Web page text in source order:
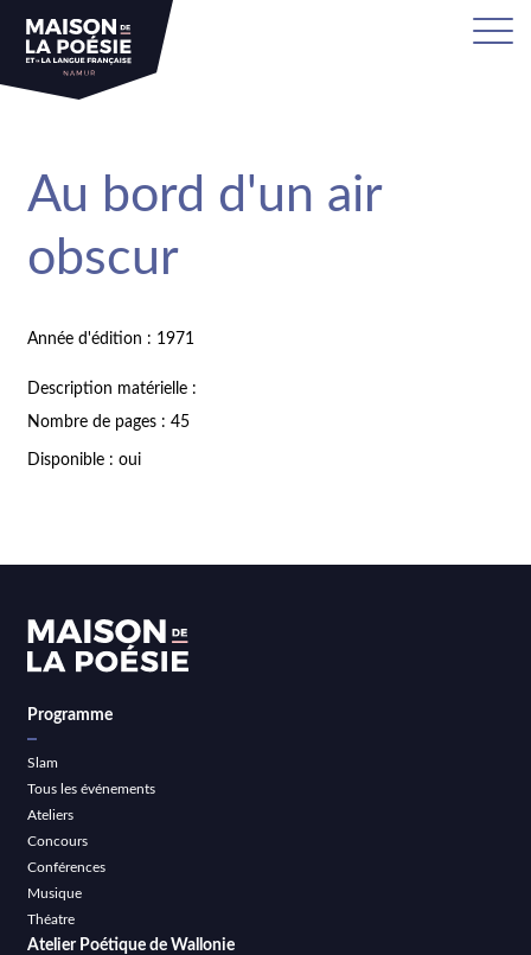
Au bord d'un air
obscur
Année d'édition : 1971
Description matérielle :
Nombre de pages : 45
Disponible : oui
Programme
Slam
Tous les événements
Ateliers
Concours
Conférences
Musique
Théatre
Atelier Poétique de Wallonie